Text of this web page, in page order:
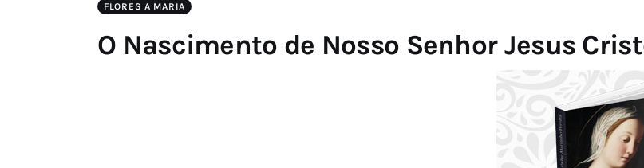
FLORES A MARIA
O Nascimento de Nosso Senhor Jesus